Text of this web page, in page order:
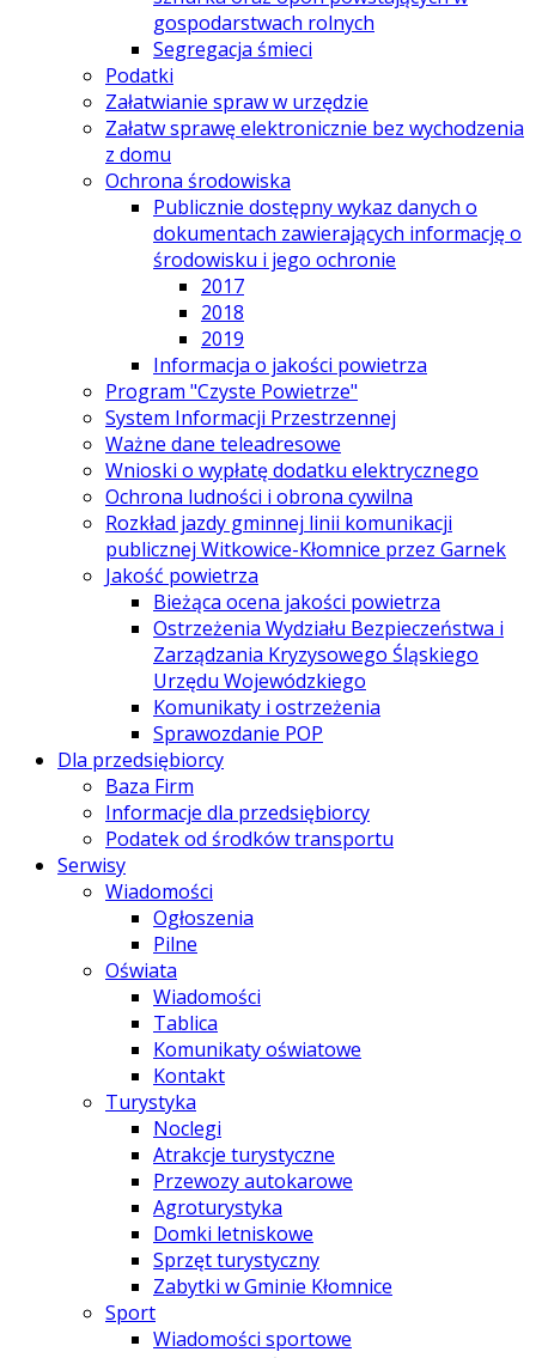
gospodarstwach rolnych
Segregacja śmieci
Podatki
Załatwianie spraw w urzędzie
Załatw sprawę elektronicznie bez wychodzenia
z domu
Ochrona środowiska
Publicznie dostępny wykaz danych o
dokumentach zawierających informację o
środowisku i jego ochronie
2017
2018
2019
Informacja o jakości powietrza
Program "Czyste Powietrze"
System Informacji Przestrzennej
Ważne dane teleadresowe
Wnioski o wypłatę dodatku elektrycznego
Ochrona ludności i obrona cywilna
Rozkład jazdy gminnej linii komunikacji
publicznej Witkowice-Kłomnice przez Garnek
Jakość powietrza
Bieżąca ocena jakości powietrza
Ostrzeżenia Wydziału Bezpieczeństwa i
Zarządzania Kryzysowego Śląskiego
Urzędu Wojewódzkiego
Komunikaty i ostrzeżenia
Sprawozdanie POP
Dla przedsiębiorcy
Baza Firm
Informacje dla przedsiębiorcy
Podatek od środków transportu
Serwisy
Wiadomości
Ogłoszenia
Pilne
Oświata
Wiadomości
Tablica
Komunikaty oświatowe
Kontakt
Turystyka
Noclegi
Atrakcje turystyczne
Przewozy autokarowe
Agroturystyka
Domki letniskowe
Sprzęt turystyczny
Zabytki w Gminie Kłomnice
Sport
Wiadomości sportowe